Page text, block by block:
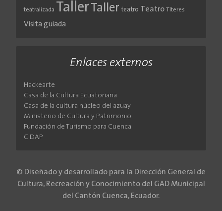
teatralizada TallerTaller teatro Teatro Títeres
Visita guiada
Enlaces externos
Hackearte
Casa de la Cultura Ecuatoriana
Casa de la cultura núcleo del azuay
Ministerio de Cultura y Patrimonio
Fundación de Turismo para Cuenca
CIDAP
© Diseñado y desarrollado para la Dirección General de
Cultura, Recreación y Conocimiento del GAD Municipal
del Cantón Cuenca, Ecuador.